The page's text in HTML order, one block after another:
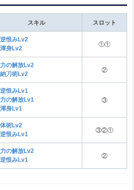
スキル スロット
逆恨みLv2
渾身Lv2
①①
力の解放Lv2
納刀術Lv2
②
逆恨みLv1
力の解放Lv1
渾身Lv1
③
体術Lv2
逆恨みLv1
③②①
力の解放Lv2
逆恨みLv1
②